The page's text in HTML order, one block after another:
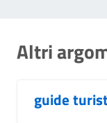
Altri
guide